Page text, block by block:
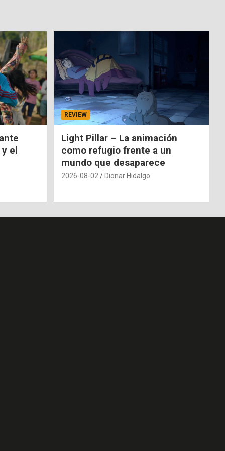
el
REVIEW
Light Pillar – La animación
como refugio frente a un
mundo que desaparece
2026-08-02 Dionar Hidalgo